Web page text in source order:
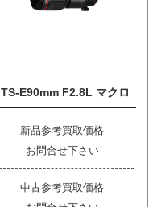
TS-E90mm F2.8L マクロ
新品参考買取価格
お問合せ下さい
中古参考買取価格